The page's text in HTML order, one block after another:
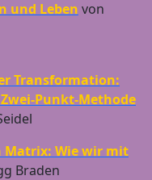
und Leben von
Transformation:
Punkt-Methode
Wie wir mit
Braden